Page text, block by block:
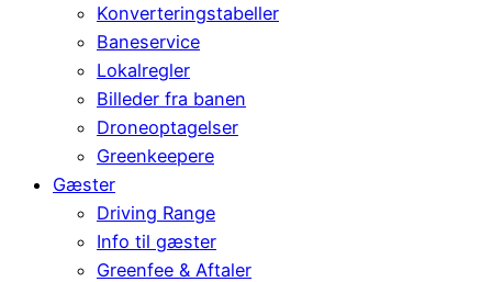
Konverteringstabeller
Baneservice
Lokalregler
Billeder fra banen
Droneoptagelser
Greenkeepere
Gæster
Driving Range
Info til gæster
Greenfee & Aftaler